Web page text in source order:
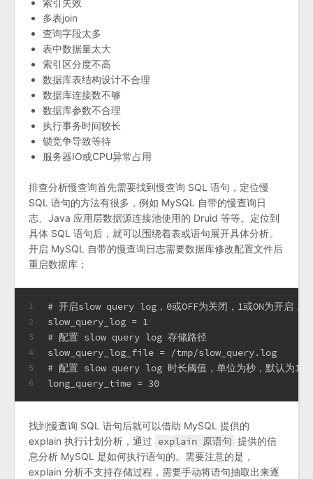
多表join
查询字段太多
表中数据量太大
索引区分度不高
数据库表结构设计不合理
数据库连接数不够
数据库参数不合理
执行事务时间较长
锁竞争导致等待
服务器IO或CPU异常占用
排查分析慢查询首先需要找到慢查询 SQL 语句，定位慢
SQL 语句的方法有很多，例如 MySQL 自带的慢查询日
志、Java 应用层数据源连接池使用的 Druid 等等。定位到
具体 SQL 语句后，就可以围绕着表或语句展开具体分析。
开启 MySQL 自带的慢查询日志需要数据库修改配置文件后
重启数据库：
1
2
3
4
5
6
# 开启slow query log，0或OFF为关闭，1或ON为开启，
slow_query_log = 1
# 配置 slow query log 存储路径
slow_query_log_file = /tmp/slow_query.log
# 配置 slow query log 时长阈值，单位为秒，默认为10
long_query_time = 30
找到慢查询 SQL 语句后就可以借助 MySQL 提供的
explain 执行计划分析，通过 explain 原语句 提供的信
息分析 MySQL 是如何执行语句的。需要注意的是，
explain 分析不支持存储过程，需要手动将语句抽取出来逐